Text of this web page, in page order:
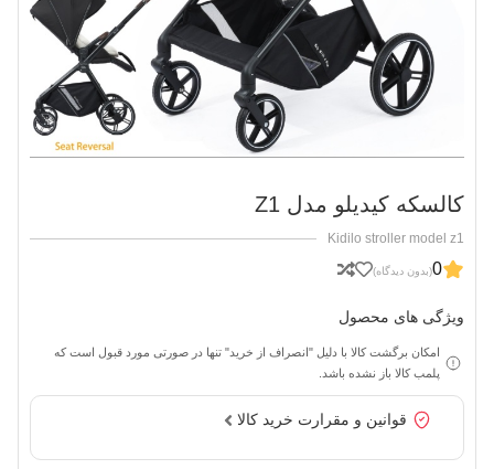
کالسکه کیدیلو مدل Z1
Kidilo stroller model z1
0(بدون دیدگاه)
ویژگی های محصول
امکان برگشت کالا با دلیل "انصراف از خرید" تنها در صورتی مورد قبول است که
پلمب کالا باز نشده باشد.
قوانین و مقرارت خرید کالا